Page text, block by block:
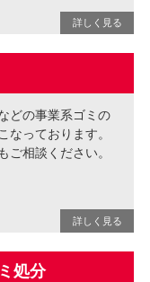
どの事業系ゴミの
なっております。
ご相談ください。
処分